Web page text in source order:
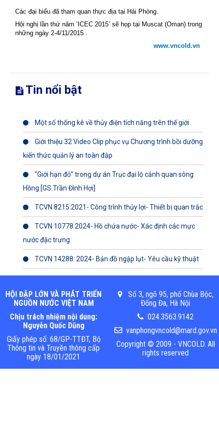
Các đại biểu đã tham quan thực địa tại Hải Phòng.
Hội nghị lần thứ năm ‘ICEC 2015’ sẽ họp tại Muscat (Oman) trong
những ngày 2-4/11/2015 .
www.vncold.vn
Tin nổi bật
Một số thống kê về thủy điện tích năng trên thế giới
Giới thiệu 32 Video Clip phục vụ Chương trình bồi dưỡng
kiến thức quản lý an toàn đập
"Giới hạn đỏ" trong dự án Trục đại lộ cảnh quan sông
Hồng [GS.Trần Đình Hợi]
TCVN 8215:2021- Công trình thủy lợi- Thiết bị quan trắc
TCVN 10778:2024- Hồ chứa nước- Xác định các mực
nước đặc trưng
TCVN 14288: 2024- Bản đồ ngập lụt- Yêu cầu kỹ thuật
HỘI ĐẬP LỚN VÀ PHÁT TRIỂN
NGUỒN NƯỚC VIỆT NAM
Chịu trách nhiệm nội dung:
Nguyễn Quốc Dũng
Giấy phép số: 68/GP-TTĐT, Bộ
Thông tin và Truyền thông cấp
ngày 18/01/2021
Số 3, ngõ 95, phố Chùa Bộc,
Đống Đa, Hà Nội
024.3563.9142
vanphongvncold@mard.gov.vn
Copyright © 2009 - VNCOLD. All
rights reserved